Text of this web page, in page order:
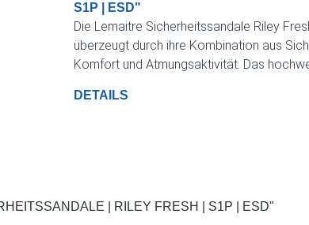
S1P | ESD"
Die Lemaitre Sicherheitssandale Riley
überzeugt durch ihre Kombination aus
Komfort und Atmungsaktivität. Das
Tragegefühl.
DETAILS
| RILEY FRESH | S1P | ESD"